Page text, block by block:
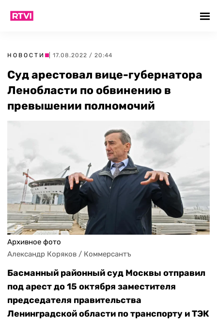
НОВОСТИ | 17.08.2022 / 20:44
Суд арестовал вице-губернатора
Ленобласти по обвинению в
превышении полномочий
Архивное фото
Александр Коряков / Коммерсантъ
Басманный районный суд Москвы отправил
под арест до 15 октября заместителя
председателя правительства
Ленинградской области по транспорту и ТЭК